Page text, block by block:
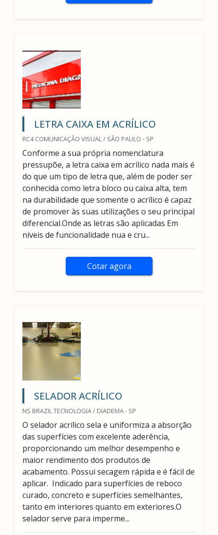
LETRA CAIXA EM ACRÍLICO
RC4 COMUNICAÇÃO VISUAL / SÃO PAULO - SP
Conforme a sua própria nomenclatura
pressupõe, a letra caixa em acrílico nada mais é
do que um tipo de letra que, além de poder ser
conhecida como letra bloco ou caixa alta, tem
na durabilidade que somente o acrílico é capaz
de promover às suas utilizações o seu principal
diferencial.Onde as letras são aplicadas Em
níveis de funcionalidade nua e cru...
Cotar agora
SELADOR ACRÍLICO
NS BRAZIL TECNOLOGIA / DIADEMA - SP
O selador acrílico sela e uniformiza a absorção
das superfícies com excelente aderência,
proporcionando um melhor desempenho e
maior rendimento dos produtos de
acabamento. Possui secagem rápida e é fácil de
aplicar. Indicado para superfícies de reboco
curado, concreto e superfícies semelhantes,
tanto em interiores quanto em exteriores.O
selador serve para imperme...